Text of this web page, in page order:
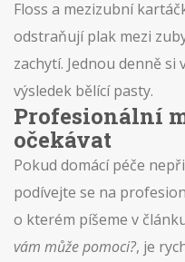
Floss a mezizubní
odstraňují plak mezi
zachytí. Jednou denně
výsledek bělící pasty.
Profesionální
očekávat
Pokud domácí péče
podívejte se na
o kterém píšeme v
vám může pomoci?, je